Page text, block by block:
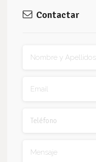
Contactar